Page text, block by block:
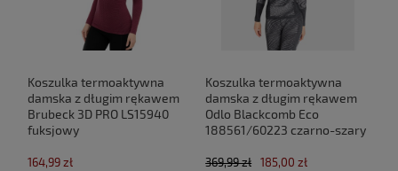
Koszulka termoaktywna
damska z długim rękawem
Brubeck 3D PRO LS15940
fuksjowy
164,99 zł
Koszulka termoaktywna
damska z długim rękawem
Odlo Blackcomb Eco
188561/60223 czarno-szary
185,00 zł
369,99 zł